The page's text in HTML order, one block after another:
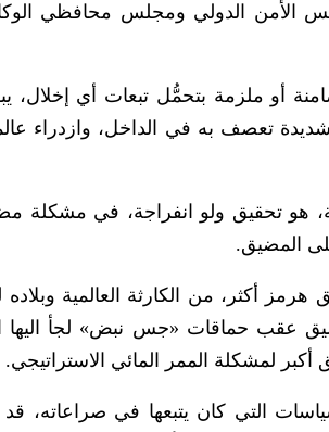
الأمن الدولي ومجلس محافظي
أو ملزمة بتحمُّل تبعات أي إخلال،
شديدة تعصف به في الداخل، وازدراء
هو تحقيق ولو انفراجة، في مشكلة
المضيق.
أكثر، من الكارثة العالمية وبلاده
عقب حماقات «جس نبض» لجأ اليها
لمشكلة الممر المائي الاستراتيجي.
التي كان يتبعها في صراعاته،